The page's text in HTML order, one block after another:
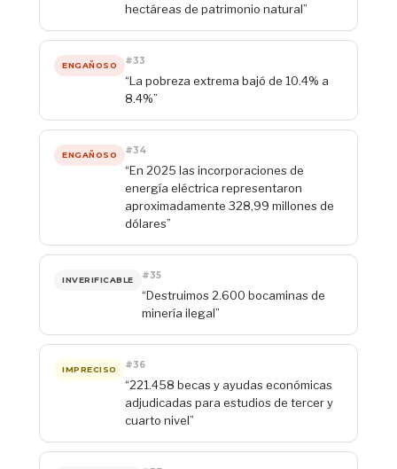
hectáreas de patrimonio natural”
ENGAÑOSO #33
“La pobreza extrema bajó de 10.4% a
8.4%”
ENGAÑOSO #34
“En 2025 las incorporaciones de
energía eléctrica representaron
aproximadamente 328,99 millones de
dólares”
INVERIFICABLE #35
“Destruimos 2.600 bocaminas de
minería ilegal”
IMPRECISO #36
“221.458 becas y ayudas económicas
adjudicadas para estudios de tercer y
cuarto nivel”